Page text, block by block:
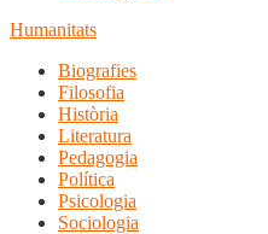
Humanitats
Biografies
Filosofia
Història
Literatura
Pedagogia
Política
Psicologia
Sociologia